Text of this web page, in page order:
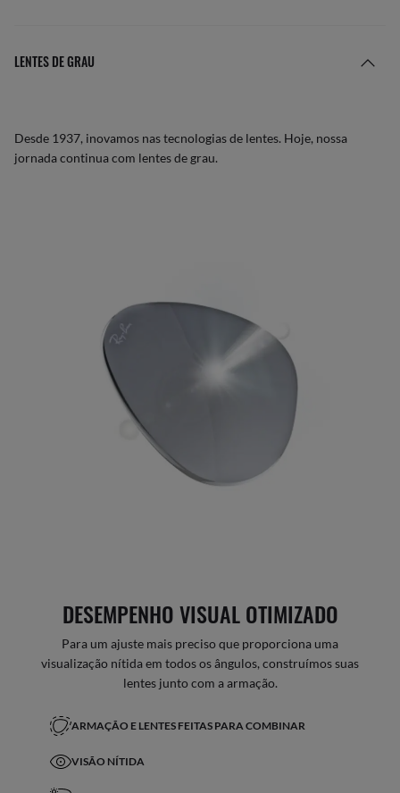
LENTES DE GRAU
Desde 1937, inovamos nas tecnologias de lentes. Hoje, nossa
jornada continua com lentes de grau.
DESEMPENHO VISUAL OTIMIZADO
Para um ajuste mais preciso que proporciona uma
visualização nítida em todos os ângulos, construímos suas
lentes junto com a armação.
ARMAÇÃO E LENTES FEITAS PARA COMBINAR
VISÃO NÍTIDA